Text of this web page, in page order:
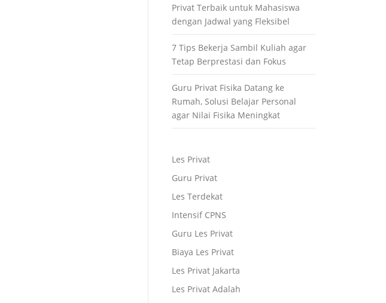
Privat Terbaik untuk Mahasiswa
dengan Jadwal yang Fleksibel
7 Tips Bekerja Sambil Kuliah agar
Tetap Berprestasi dan Fokus
Guru Privat Fisika Datang ke
Rumah, Solusi Belajar Personal
agar Nilai Fisika Meningkat
Les Privat
Guru Privat
Les Terdekat
Intensif CPNS
Guru Les Privat
Biaya Les Privat
Les Privat Jakarta
Les Privat Adalah